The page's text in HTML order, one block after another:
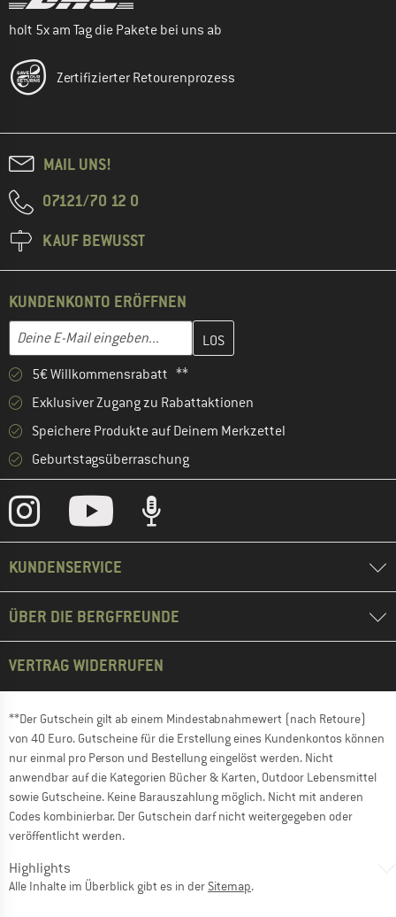
holt 5x am Tag die Pakete bei uns ab
Zertifizierter Retourenprozess
MAIL UNS!
07121/70 12 0
KAUF BEWUSST
KUNDENKONTO ERÖFFNEN
E-Mail-Adresse
Gib hier deine E-Mail-Adresse ein und erstelle im nächsten
5€ Willkommensrabatt **
Exklusiver Zugang zu Rabattaktionen
Speichere Produkte auf Deinem Merkzettel
Geburtstagsüberraschung
KUNDENSERVICE
ÜBER DIE BERGFREUNDE
VERTRAG WIDERRUFEN
**Der Gutschein gilt ab einem Mindestabnahmewert (nach Retoure)
von 40 Euro. Gutscheine für die Erstellung eines Kundenkontos können
nur einmal pro Person und Bestellung eingelöst werden. Nicht
anwendbar auf die Kategorien Bücher & Karten, Outdoor Lebensmittel
sowie Gutscheine. Keine Barauszahlung möglich. Nicht mit anderen
Codes kombinierbar. Der Gutschein darf nicht weitergegeben oder
veröffentlicht werden.
Highlights
Alle Inhalte im Überblick gibt es in der Sitemap.